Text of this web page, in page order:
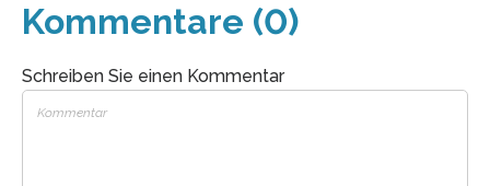
Kommentare (0)
Schreiben Sie einen Kommentar